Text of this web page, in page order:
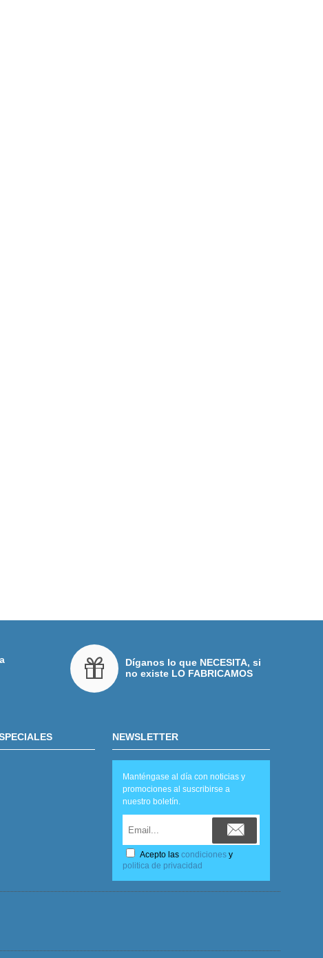
Díganos lo que NECESITA, si
no existe LO FABRICAMOS
NEWSLETTER
Manténgase al día con noticias y
promociones al suscribirse a
nuestro boletín.
Acepto lascondiciones y
politica de privacidad